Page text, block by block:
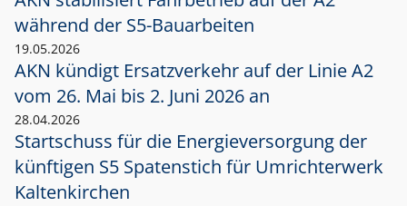
während der S5-Bauarbeiten
19.05.2026
AKN kündigt Ersatzverkehr auf der Linie A2
vom 26. Mai bis 2. Juni 2026 an
28.04.2026
Startschuss für die Energieversorgung der
künftigen S5 Spatenstich für Umrichterwerk
Kaltenkirchen